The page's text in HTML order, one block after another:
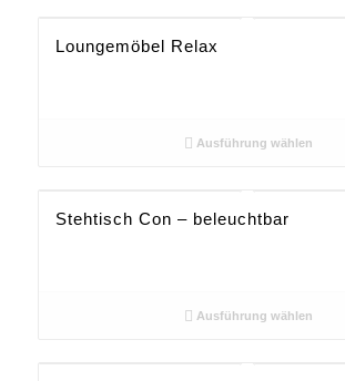
Loungemöbel Relax
Ausführung wählen
Stehtisch Con – beleuchtbar
Ausführung wählen